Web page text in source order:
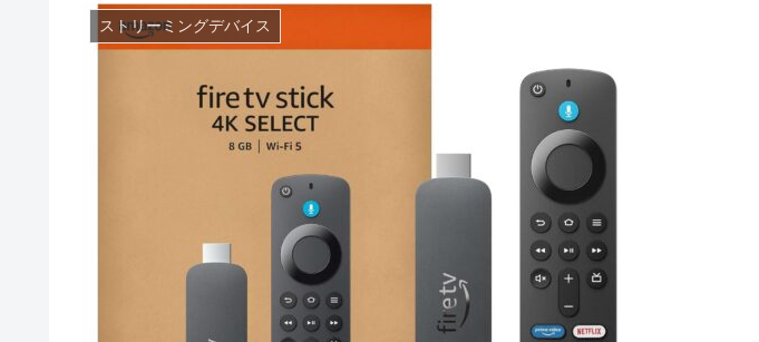
ストリーミングデバイス